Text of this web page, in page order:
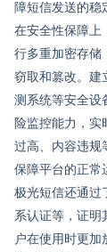
障短信发送的稳
在安全性保障上
行多重加密存储
窃取和篡改。建
测系统等安全设
险监控能力，实
过高、内容违规
保障平台的正常
极光短信还通过
系认证等，证明
户在使用时更加